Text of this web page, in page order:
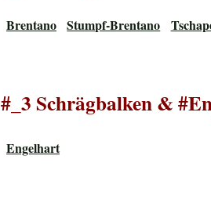
Brentano Stumpf-Brentano
#_3 Schrägbalken &
Engelhart